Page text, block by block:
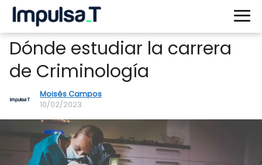
Dónde estudiar la carrera
de Criminología
Moisés Campos
10/02/2023